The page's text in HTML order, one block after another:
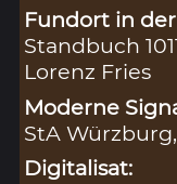
Fundort in
Standbuch
Lorenz Fries
Moderne
StA Würzburg,
Digitalisat: